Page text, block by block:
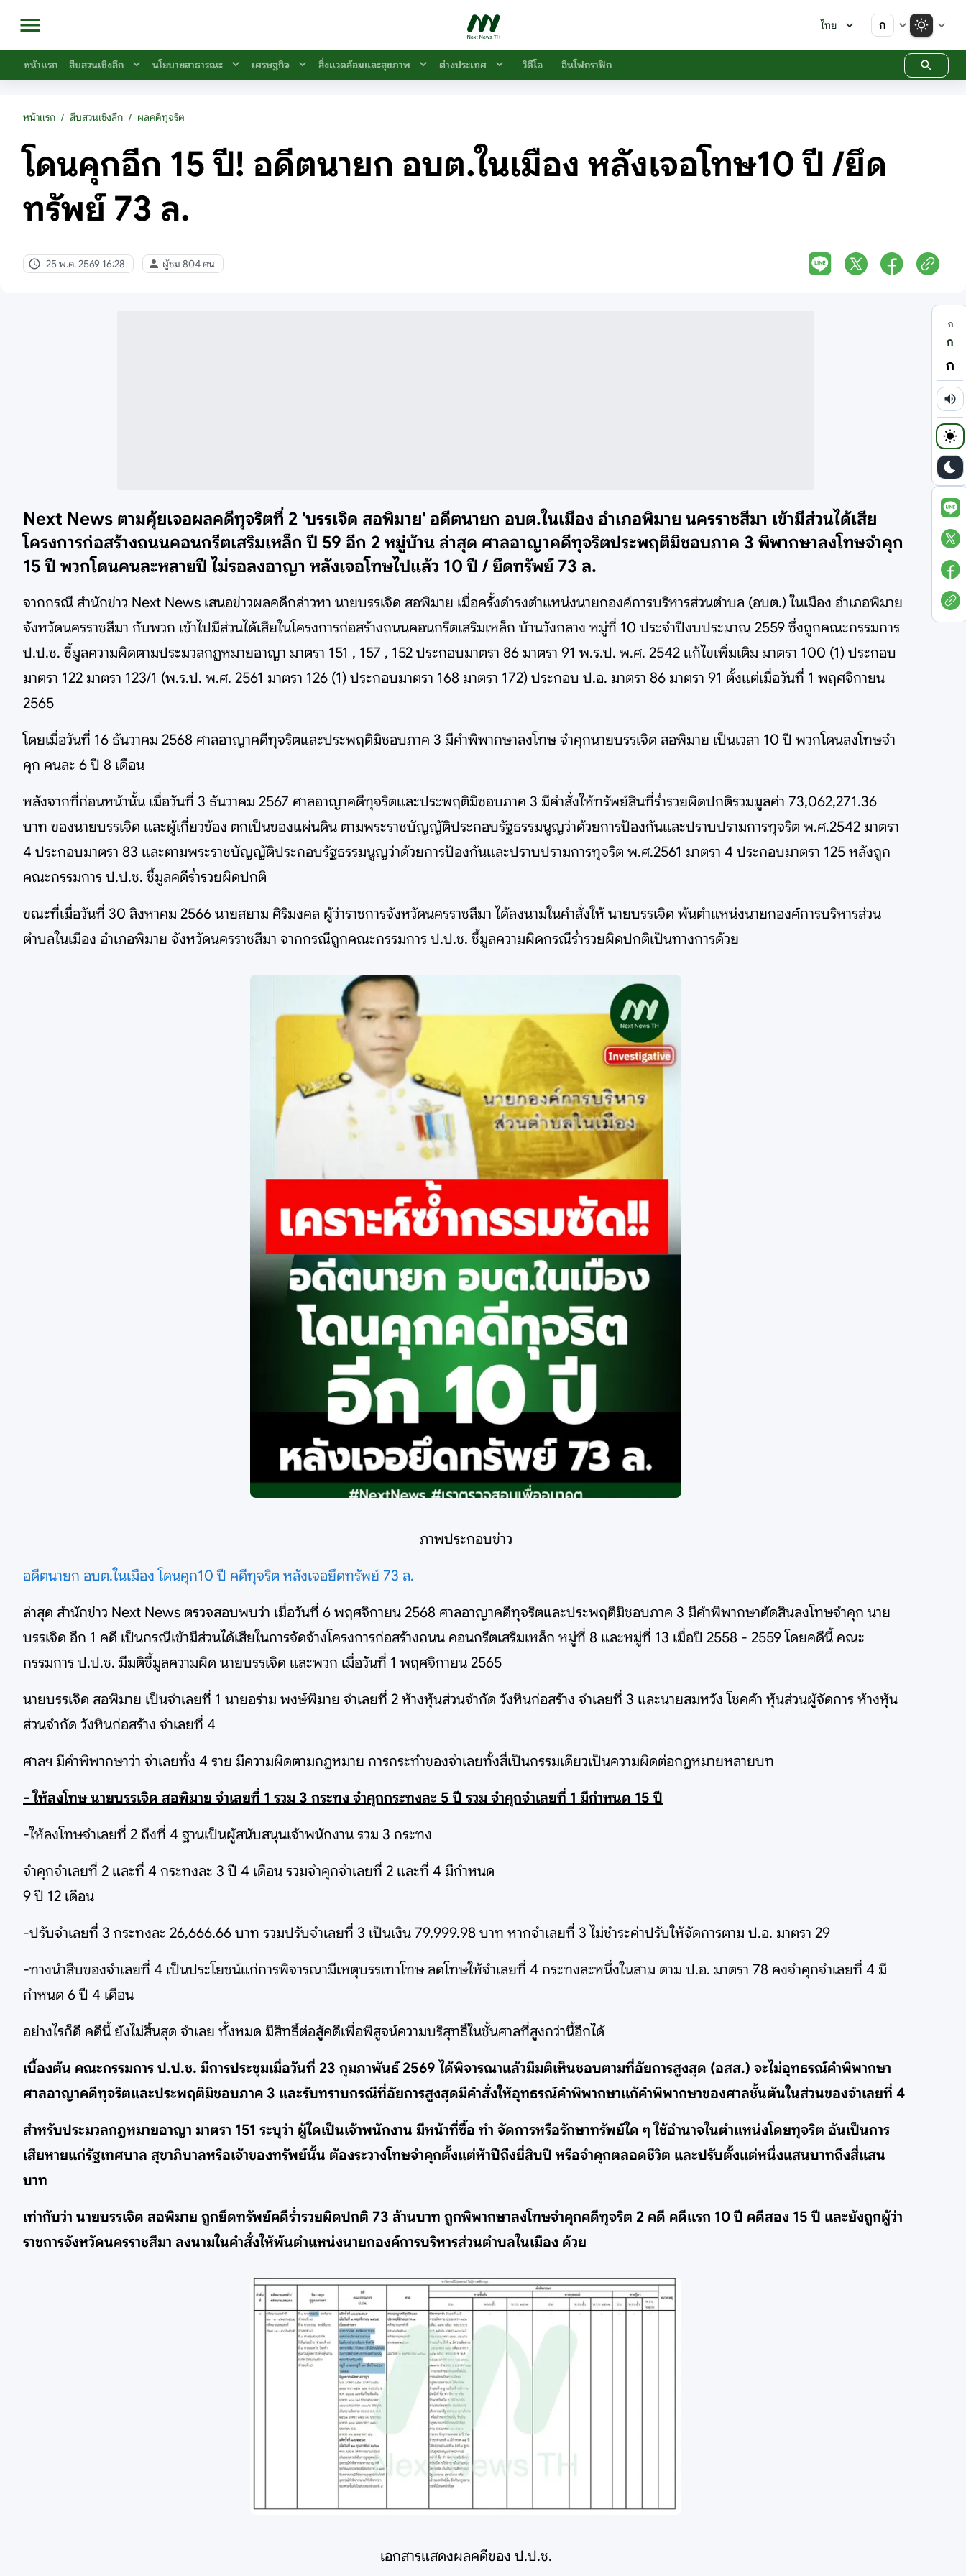
ไทย ก
หน้าแรก สืบสวนเชิงลึก นโยบายสาธารณะ เศรษฐกิจ สิ่งแวดล้อมและสุขภาพ ต่างประเทศ วิดีโอ อินโฟกราฟิก
หน้าแรก / สืบสวนเชิงลึก / ผลคดีทุจริต
โดนคุกอีก 15 ปี! อดีตนายก อบต.ในเมือง หลังเจอโทษ10 ปี /ยึด
ทรัพย์ 73 ล.
25 พ.ค. 2569 16:28 ผู้ชม 804 คน
Next News ตามคุ้ยเจอผลคดีทุจริตที่ 2 'บรรเจิด สอพิมาย' อดีตนายก อบต.ในเมือง อำเภอพิมาย นครราชสีมา เข้ามีส่วนได้เสีย
โครงการก่อสร้างถนนคอนกรีตเสริมเหล็ก ปี 59 อีก 2 หมู่บ้าน ล่าสุด ศาลอาญาคดีทุจริตประพฤติมิชอบภาค 3 พิพากษาลงโทษจำคุก
15 ปี พวกโดนคนละหลายปี ไม่รอลงอาญา หลังเจอโทษไปแล้ว 10 ปี / ยึดทรัพย์ 73 ล.
จากกรณี สำนักข่าว Next News เสนอข่าวผลคดีกล่าวหา นายบรรเจิด สอพิมาย เมื่อครั้งดำรงตำแหน่งนายกองค์การบริหารส่วนตำบล (อบต.) ในเมือง อำเภอพิมาย
จังหวัดนครราชสีมา กับพวก เข้าไปมีส่วนได้เสียในโครงการก่อสร้างถนนคอนกรีตเสริมเหล็ก บ้านวังกลาง หมู่ที่ 10 ประจำปีงบประมาณ 2559 ซึ่งถูกคณะกรรมการ
ป.ป.ช. ชี้มูลความผิดตามประมวลกฏหมายอาญา มาตรา 151 , 157 , 152 ประกอบมาตรา 86 มาตรา 91 พ.ร.ป. พ.ศ. 2542 แก้ไขเพิ่มเติม มาตรา 100 (1) ประกอบ
มาตรา 122 มาตรา 123/1 (พ.ร.ป. พ.ศ. 2561 มาตรา 126 (1) ประกอบมาตรา 168 มาตรา 172) ประกอบ ป.อ. มาตรา 86 มาตรา 91 ตั้งแต่เมื่อวันที่ 1 พฤศจิกายน
2565
โดยเมื่อวันที่ 16 ธันวาคม 2568 ศาลอาญาคดีทุจริตและประพฤติมิชอบภาค 3 มีคำพิพากษาลงโทษ จำคุกนายบรรเจิด สอพิมาย เป็นเวลา 10 ปี พวกโดนลงโทษจำ
คุก คนละ 6 ปี 8 เดือน
หลังจากที่ก่อนหน้านั้น เมื่อวันที่ 3 ธันวาคม 2567 ศาลอาญาคดีทุจริตและประพฤติมิชอบภาค 3 มีคำสั่งให้ทรัพย์สินที่ร่ำรวยผิดปกติรวมมูลค่า 73,062,271.36
บาท ของนายบรรเจิด และผู้เกี่ยวข้อง ตกเป็นของแผ่นดิน ตามพระราชบัญญัติประกอบรัฐธรรมนูญว่าด้วยการป้องกันและปราบปรามการทุจริต พ.ศ.2542 มาตรา
4 ประกอบมาตรา 83 และตามพระราชบัญญัติประกอบรัฐธรรมนูญว่าด้วยการป้องกันและปราบปรามการทุจริต พ.ศ.2561 มาตรา 4 ประกอบมาตรา 125 หลังถูก
คณะกรรมการ ป.ป.ช. ชี้มูลคดีร่ำรวยผิดปกติ
ขณะที่เมื่อวันที่ 30 สิงหาคม 2566 นายสยาม ศิริมงคล ผู้ว่าราชการจังหวัดนครราชสีมา ได้ลงนามในคำสั่งให้ นายบรรเจิด พ้นตำแหน่งนายกองค์การบริหารส่วน
ตำบลในเมือง อำเภอพิมาย จังหวัดนครราชสีมา จากกรณีถูกคณะกรรมการ ป.ป.ช. ชี้มูลความผิดกรณีร่ำรวยผิดปกติเป็นทางการด้วย
ภาพประกอบข่าว
อดีตนายก อบต.ในเมือง โดนคุก10 ปี คดีทุจริต หลังเจอยึดทรัพย์ 73 ล.
ล่าสุด สำนักข่าว Next News ตรวจสอบพบว่า เมื่อวันที่ 6 พฤศจิกายน 2568 ศาลอาญาคดีทุจริตและประพฤติมิชอบภาค 3 มีคำพิพากษาตัดสินลงโทษจำคุก นาย
บรรเจิด อีก 1 คดี เป็นกรณีเข้ามีส่วนได้เสียในการจัดจ้างโครงการก่อสร้างถนน คอนกรีตเสริมเหล็ก หมู่ที่ 8 และหมู่ที่ 13 เมื่อปี 2558 - 2559 โดยคดีนี้ คณะ
กรรมการ ป.ป.ช. มีมติชี้มูลความผิด นายบรรเจิด และพวก เมื่อวันที่ 1 พฤศจิกายน 2565
นายบรรเจิด สอพิมาย เป็นจำเลยที่ 1 นายอร่าม พงษ์พิมาย จำเลยที่ 2 ห้างหุ้นส่วนจำกัด วังหินก่อสร้าง จำเลยที่ 3 และนายสมหวัง โชคค้า หุ้นส่วนผู้จัดการ ห้างหุ้น
ส่วนจำกัด วังหินก่อสร้าง จำเลยที่ 4
ศาลฯ มีคำพิพากษาว่า จำเลยทั้ง 4 ราย มีความผิดตามกฎหมาย การกระทำของจำเลยทั้งสี่เป็นกรรมเดียวเป็นความผิดต่อกฎหมายหลายบท
- ให้ลงโทษ นายบรรเจิด สอพิมาย จำเลยที่ 1 รวม 3 กระทง จำคุกกระทงละ 5 ปี รวม จำคุกจำเลยที่ 1 มีกำหนด 15 ปี
-ให้ลงโทษจำเลยที่ 2 ถึงที่ 4 ฐานเป็นผู้สนับสนุนเจ้าพนักงาน รวม 3 กระทง
จำคุกจำเลยที่ 2 และที่ 4 กระทงละ 3 ปี 4 เดือน รวมจำคุกจำเลยที่ 2 และที่ 4 มีกำหนด
9 ปี 12 เดือน
-ปรับจำเลยที่ 3 กระทงละ 26,666.66 บาท รวมปรับจำเลยที่ 3 เป็นเงิน 79,999.98 บาท หากจำเลยที่ 3 ไม่ชำระค่าปรับให้จัดการตาม ป.อ. มาตรา 29
-ทางนำสืบของจำเลยที่ 4 เป็นประโยชน์แก่การพิจารณามีเหตุบรรเทาโทษ ลดโทษให้จำเลยที่ 4 กระทงละหนึ่งในสาม ตาม ป.อ. มาตรา 78 คงจำคุกจำเลยที่ 4 มี
กำหนด 6 ปี 4 เดือน
อย่างไรก็ดี คดีนี้ ยังไม่สิ้นสุด จำเลย ทั้งหมด มีสิทธิ์ต่อสู้คดีเพื่อพิสูจน์ความบริสุทธิ์ในชั้นศาลที่สูงกว่านี้อีกได้
เบื้องต้น คณะกรรมการ ป.ป.ช. มีการประชุมเมื่อวันที่ 23 กุมภาพันธ์ 2569 ได้พิจารณาแล้วมีมติเห็นชอบตามที่อัยการสูงสุด (อสส.) จะไม่อุทธรณ์คำพิพากษา
ศาลอาญาคดีทุจริตและประพฤติมิชอบภาค 3 และรับทราบกรณีที่อัยการสูงสุดมีคำสั่งให้อุทธรณ์คำพิพากษาแก้คำพิพากษาของศาลชั้นต้นในส่วนของจำเลยที่ 4
สำหรับประมวลกฎหมายอาญา มาตรา 151 ระบุว่า ผู้ใดเป็นเจ้าพนักงาน มีหน้าที่ซื้อ ทำ จัดการหรือรักษาทรัพย์ใด ๆ ใช้อำนาจในตำแหน่งโดยทุจริต อันเป็นการ
เสียหายแก่รัฐเทศบาล สุขาภิบาลหรือเจ้าของทรัพย์นั้น ต้องระวางโทษจำคุกตั้งแต่ห้าปีถึงยี่สิบปี หรือจำคุกตลอดชีวิต และปรับตั้งแต่หนึ่งแสนบาทถึงสี่แสน
บาท
เท่ากับว่า นายบรรเจิด สอพิมาย ถูกยึดทรัพย์คดีร่ำรวยผิดปกติ 73 ล้านบาท ถูกพิพากษาลงโทษจำคุกคดีทุจริต 2 คดี คดีแรก 10 ปี คดีสอง 15 ปี และยังถูกผู้ว่า
ราชการจังหวัดนครราชสีมา ลงนามในคำสั่งให้พ้นตำแหน่งนายกองค์การบริหารส่วนตำบลในเมือง ด้วย
เอกสารแสดงผลคดีของ ป.ป.ช.
ก
ก
ก